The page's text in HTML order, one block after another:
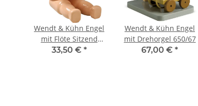
Wendt & Kühn Engel
mit Flöte Sitzend
Ohne Sockel 650/3A
33,50 € *
Wendt & Kühn Engel
mit Drehorgel 650/67
67,00 € *